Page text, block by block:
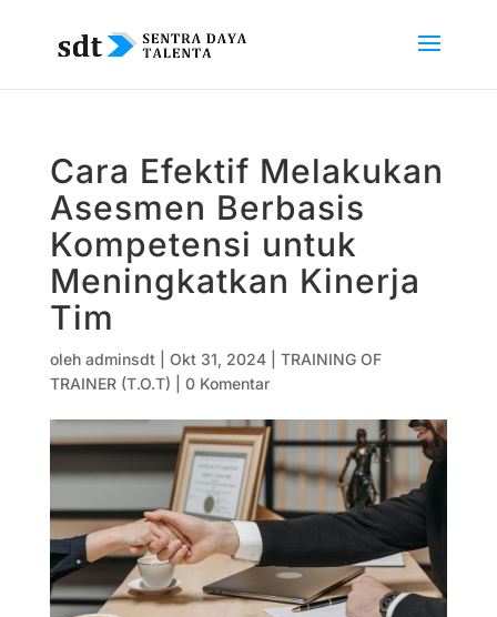
Cara Efektif Melakukan
Asesmen Berbasis
Kompetensi untuk
Meningkatkan Kinerja
Tim
oleh adminsdt| Okt 31, 2024| TRAINING OF
TRAINER (T.O.T)
0 Komentar